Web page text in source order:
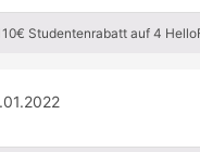
Studentenrabatt auf 4